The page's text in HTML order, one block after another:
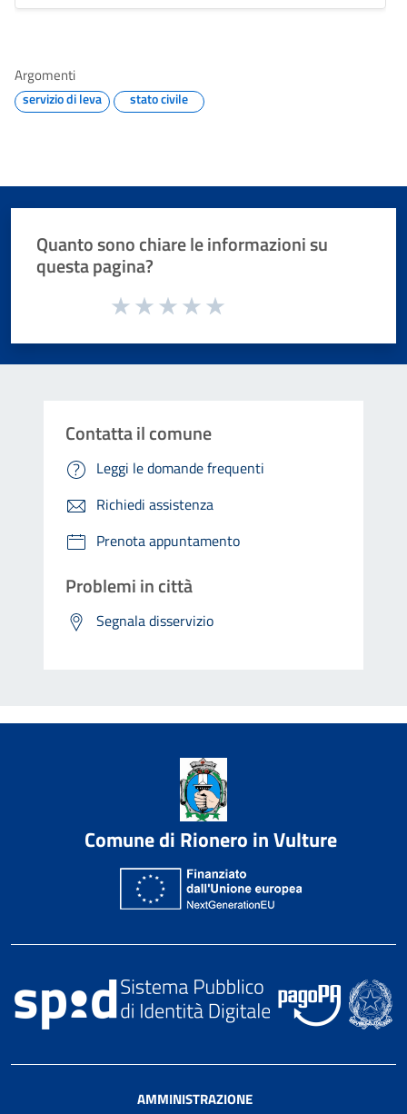
Argomenti
servizio di leva stato civile
Quanto sono chiare le informazioni su
questa pagina?
Valuta da 1 a 5 stelle la pagina
Contatta il comune
Leggi le domande frequenti
Richiedi assistenza
Prenota appuntamento
Problemi in città
Segnala disservizio
Comune di Rionero in Vulture
AMMINISTRAZIONE